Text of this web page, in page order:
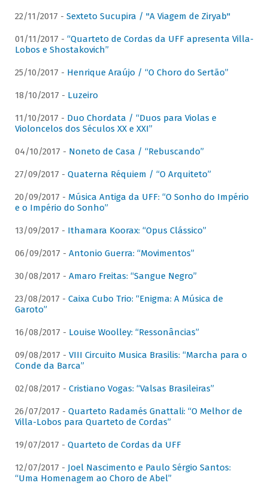
22/11/2017 - Sexteto Sucupira / "A Viagem de Ziryab"
01/11/2017 - “Quarteto de Cordas da UFF apresenta Villa-
Lobos e Shostakovich”
25/10/2017 - Henrique Araújo / “O Choro do Sertão”
18/10/2017 - Luzeiro
11/10/2017 - Duo Chordata / “Duos para Violas e
Violoncelos dos Séculos XX e XXI”
04/10/2017 - Noneto de Casa / “Rebuscando”
27/09/2017 - Quaterna Réquiem / “O Arquiteto”
20/09/2017 - Música Antiga da UFF: “O Sonho do Império
e o Império do Sonho”
13/09/2017 - Ithamara Koorax: “Opus Clássico”
06/09/2017 - Antonio Guerra: “Movimentos”
30/08/2017 - Amaro Freitas: “Sangue Negro”
23/08/2017 - Caixa Cubo Trio: “Enigma: A Música de
Garoto”
16/08/2017 - Louise Woolley: “Ressonâncias”
09/08/2017 - VIII Circuito Musica Brasilis: “Marcha para o
Conde da Barca”
02/08/2017 - Cristiano Vogas: “Valsas Brasileiras”
26/07/2017 - Quarteto Radamés Gnattali: “O Melhor de
Villa-Lobos para Quarteto de Cordas”
19/07/2017 - Quarteto de Cordas da UFF
12/07/2017 - Joel Nascimento e Paulo Sérgio Santos:
“Uma Homenagem ao Choro de Abel”